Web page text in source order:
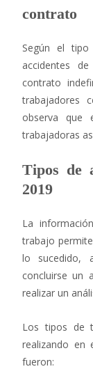
contrato
Según el
accidentes
contrato
trabajadores
observa que
trabajadoras
Tipos de
2019
La
trabajo
lo sucedido,
concluirse un
realizar un
Los tipos de
realizando en
fueron: